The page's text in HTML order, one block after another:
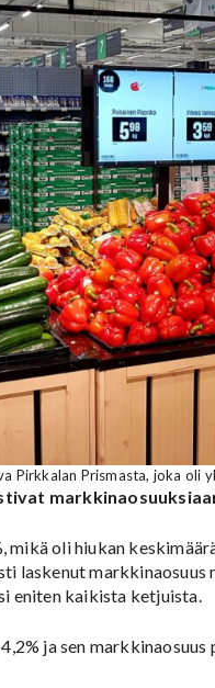
Pirkkalan Prismasta, joka oli
oli hiukan
laskenut markkinaosuus
eniten kaikista ketjuista.
ja sen markkinaosuus